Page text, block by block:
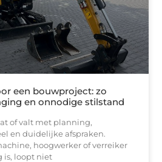
een bouwproject: zo
en onnodige stilstand
of valt met planning,
en duidelijke afspraken.
hoogwerker of verreiker
is, loopt niet